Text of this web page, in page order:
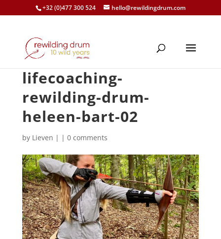
+32 (0)477 300 524 hello@rewildingdrum.com
lifecoaching-
rewilding-drum-
heleen-bart-02
by Lieven | | 0 comments